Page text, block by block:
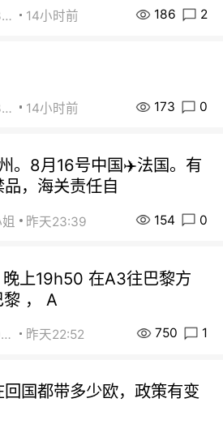
街友49168527 14小时前 186 2
街友49168527 14小时前 173 0
。8月16号中国✈️法国。有
，海关责任自
昨天23:39 154 0
上19h50 在A3往巴黎方
， A
街友84710671 昨天22:52 750 1
国都带多少欧，政策有变